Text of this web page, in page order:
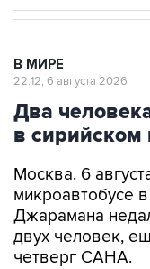
В МИРЕ
22:12, 6 августа 2026
Два
в
Москва. 6
микроавтобусе
Джарамана
двух человек,
четверг САНА.